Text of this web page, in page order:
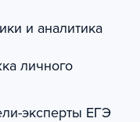
и аналитика
личного
эксперты ЕГЭ